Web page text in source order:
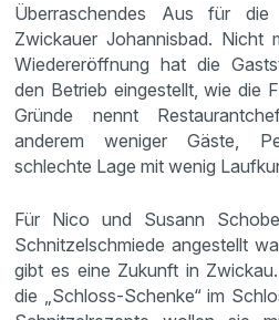
Überraschendes Aus für die
Zwickauer Johannisbad. Nicht
Wiedereröffnung hat die
den Betrieb eingestellt, wie die
Gründe nennt
anderem weniger Gäste,
schlechte Lage mit wenig
Für Nico und Susann
Schnitzelschmiede angestellt
gibt es eine Zukunft in
die „Schloss-Schenke“ im